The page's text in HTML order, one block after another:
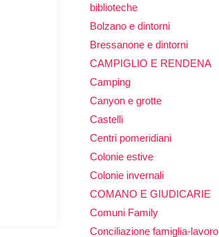
biblioteche
Bolzano e dintorni
Bressanone e dintorni
CAMPIGLIO E RENDENA
Camping
Canyon e grotte
Castelli
Centri pomeridiani
Colonie estive
Colonie invernali
COMANO E GIUDICARIE
Comuni Family
Conciliazione famiglia-lavoro